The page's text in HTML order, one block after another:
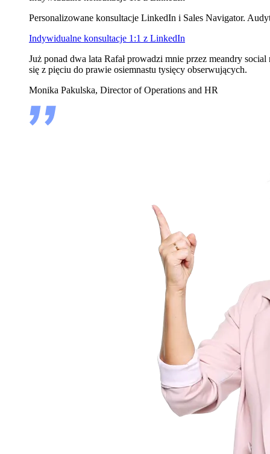
Personalizowane konsultacje LinkedIn i Sales Navigator.
Indywidualne konsultacje 1:1 z LinkedIn
Już ponad dwa lata Rafał prowadzi mnie przez meandry
się z pięciu do prawie osiemnastu tysięcy obserwujących.
Monika Pakulska, Director of Operations and HR